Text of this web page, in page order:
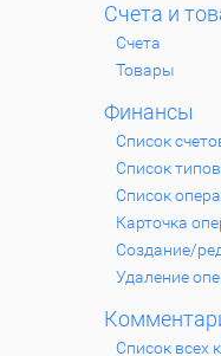
Счета и
Счета
Товары
Финансы
Список
Список
Список
Карточка
Создание/
Удаление
Список всех